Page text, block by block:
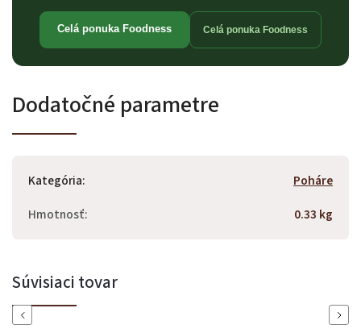
Celá ponuka Foodness Celá ponuka Foodness
Dodatočné parametre
Kategória:
Poháre
Hmotnosť: 0.33 kg
Súvisiaci tovar
Previous Next